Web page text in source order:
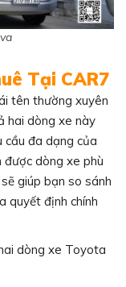
Tại CAR7
tên thường xuyên
hai dòng xe này
cầu đa dạng của
được dòng xe phù
giúp bạn so sánh
quyết định chính
dòng xe Toyota